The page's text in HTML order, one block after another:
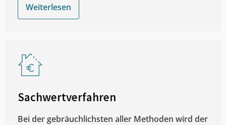
Weiterlesen
Sachwertverfahren
Bei der gebräuchlichsten aller Methoden wird der